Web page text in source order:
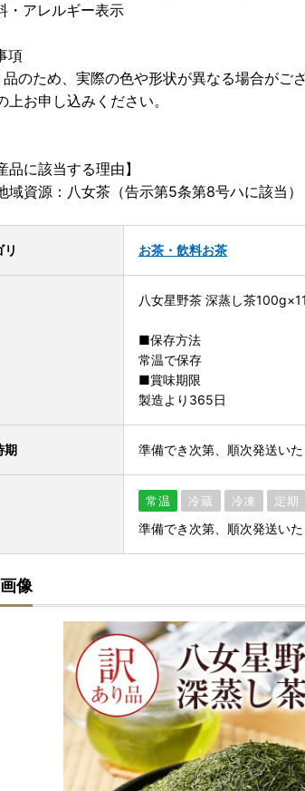
・アレルギー表示
項
のため、実際の色や形状が異なる場合がござ
上お申し込みください。
品に該当する理由】
域資源：八女茶（告示第5条第8号ハに該当）
リ お茶・飲料お茶
八女星野茶 深蒸し茶
■保存方法
常温で保存
■賞味期限
製造より365日
期 準備でき次第、順次発送い
常温 冷蔵 冷凍 定期
準備でき次第、順次発送い
像